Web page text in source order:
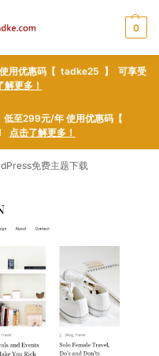
0
用优惠码【 tadke25 】 可享受
解更多！
低至299元/年 使用优惠码【
点击了解更多！
免费主题下载